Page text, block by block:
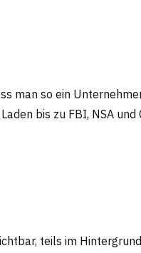
man so ein
bis zu FBI, NSA
teils im